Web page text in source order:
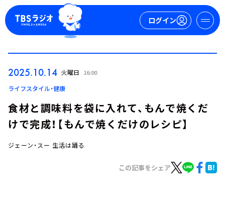
ログイン
ログイン
2025.10.14 火曜日 16:00
ライフスタイル・健康
食材と調味料を袋に入れて、もんで焼くだ
けで完成！【もんで焼くだけのレシピ】
ジェーン・スー 生活は踊る
この記事をシェア